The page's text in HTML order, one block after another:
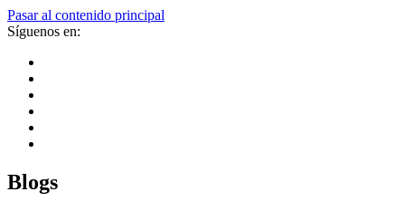
Pasar al contenido principal
Síguenos en:
Blogs